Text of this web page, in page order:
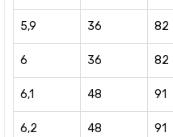
5,9 36 82
6 36 82
6,1 48 91
6,2 48 91